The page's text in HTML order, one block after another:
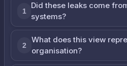
1
Did these leaks come
systems?
2
What does this view
organisation?